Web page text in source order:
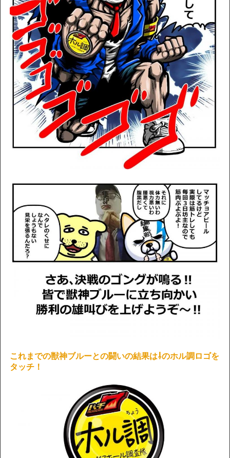
これまでの獣神ブルーとの闘いの結果は⇩のホル調ロゴを
タッチ！